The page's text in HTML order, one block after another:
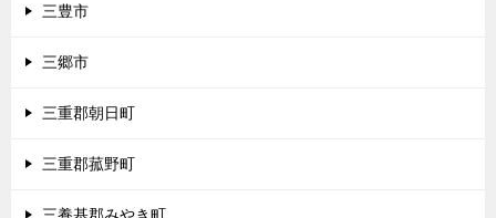
三豊市
三郷市
三重郡朝日町
三重郡菰野町